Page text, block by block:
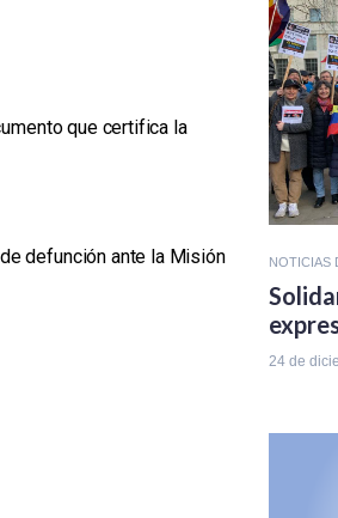
que certifica la
defunción ante la Misión
NOTICIAS
24 de